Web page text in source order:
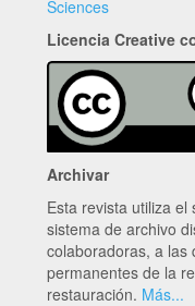
Sciences
Licencia Creative
Archivar
Esta revista utiliza el
sistema de archivo
colaboradoras, a las
permanentes de la
restauración. Más...